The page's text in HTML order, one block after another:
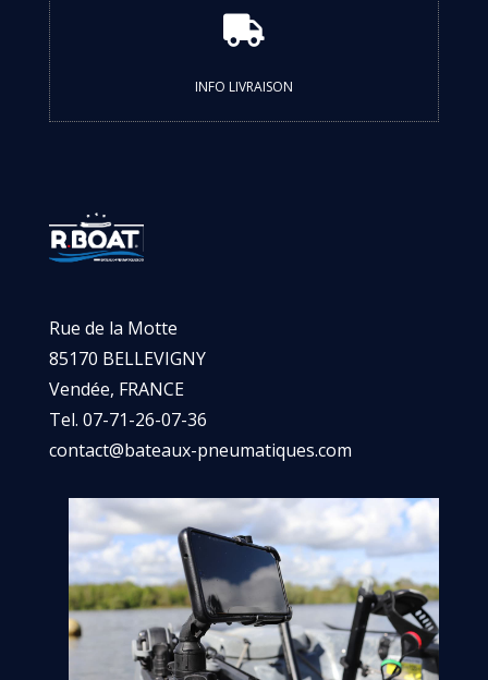

INFO LIVRAISON
Rue de la Motte
85170 BELLEVIGNY
Vendée, FRANCE
Tel. 07-71-26-07-36
contact@bateaux-pneumatiques.com